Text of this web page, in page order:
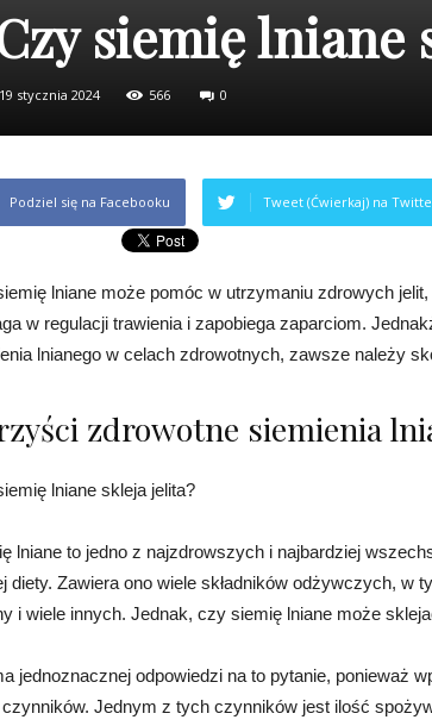
siemię lniane
19 stycznia 2024 566 0
Podziel się na Facebooku Tweet (Ćwierkaj) na
lniane może pomóc w utrzymaniu zdrowych
w regulacji trawienia i zapobiega zaparciom.
lnianego w celach zdrowotnych, zawsze należy
zdrowotne siemienia
lniane skleja jelita?
lniane to jedno z najzdrowszych i najbardziej
diety. Zawiera ono wiele składników odżywczych, w
i wiele innych. Jednak, czy siemię lniane może
jednoznacznej odpowiedzi na to pytanie, ponieważ
Jednym z tych czynników jest ilość